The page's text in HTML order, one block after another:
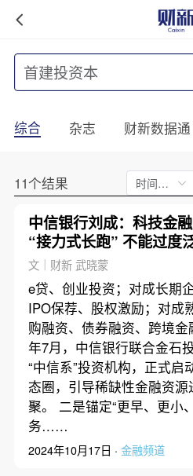
综合 杂志 财新数据通
11个结果 时间不限
中信银行刘成：科技金
“接力式长跑” 不能过度
化、散失聚焦
文｜财新 武晓蒙
e贷、创业投资；对成长期
IPO保荐、股权激励；对成
购融资、债券融资、跨境
年7月，中信银行联合金石投
“中信系”投资机构，正式启
态圈，引导稀缺性金融资
聚。 二是锚定“更早、更小
务……
2024年10月17日 · 金融频道